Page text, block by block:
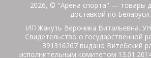
2026, © "Арена спорта" — товары
доставкой по Беларуси.
ИП Жакуть Вероника Витальевна.
Свидетельство о государственной
391316267 выдано Витебский
исполнительным комитетом